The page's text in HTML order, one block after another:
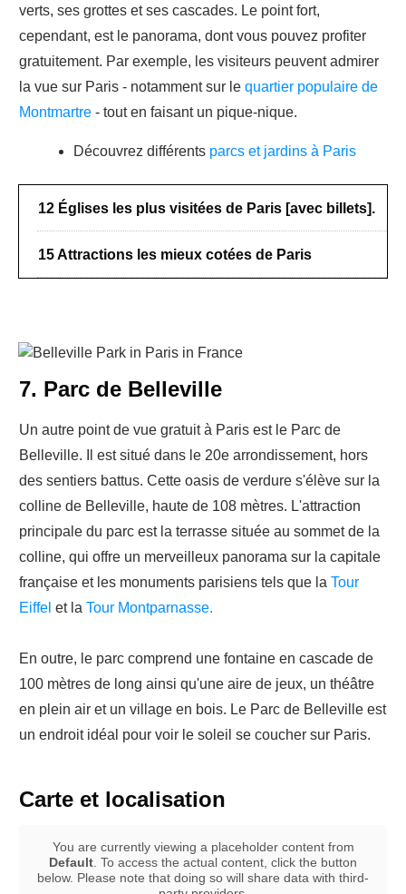
verts, ses grottes et ses cascades. Le point fort,
cependant, est le panorama, dont vous pouvez profiter
gratuitement. Par exemple, les visiteurs peuvent admirer
la vue sur Paris - notamment sur le quartier populaire de
Montmartre - tout en faisant un pique-nique.
Découvrez différents parcs et jardins à Paris
12 Églises les plus visitées de Paris [avec billets].
15 Attractions les mieux cotées de Paris
7. Parc de Belleville
Un autre point de vue gratuit à Paris est le Parc de
Belleville. Il est situé dans le 20e arrondissement, hors
des sentiers battus. Cette oasis de verdure s'élève sur la
colline de Belleville, haute de 108 mètres. L'attraction
principale du parc est la terrasse située au sommet de la
colline, qui offre un merveilleux panorama sur la capitale
française et les monuments parisiens tels que la Tour
Eiffel et la Tour Montparnasse.
En outre, le parc comprend une fontaine en cascade de
100 mètres de long ainsi qu'une aire de jeux, un théâtre
en plein air et un village en bois. Le Parc de Belleville est
un endroit idéal pour voir le soleil se coucher sur Paris.
Carte et localisation
You are currently viewing a placeholder content from
Default . To access the actual content, click the button
below. Please note that doing so will share data with third-